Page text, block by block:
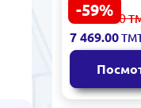
-59%
ALOE
Матрас
Life
18 486.00
7 469.00